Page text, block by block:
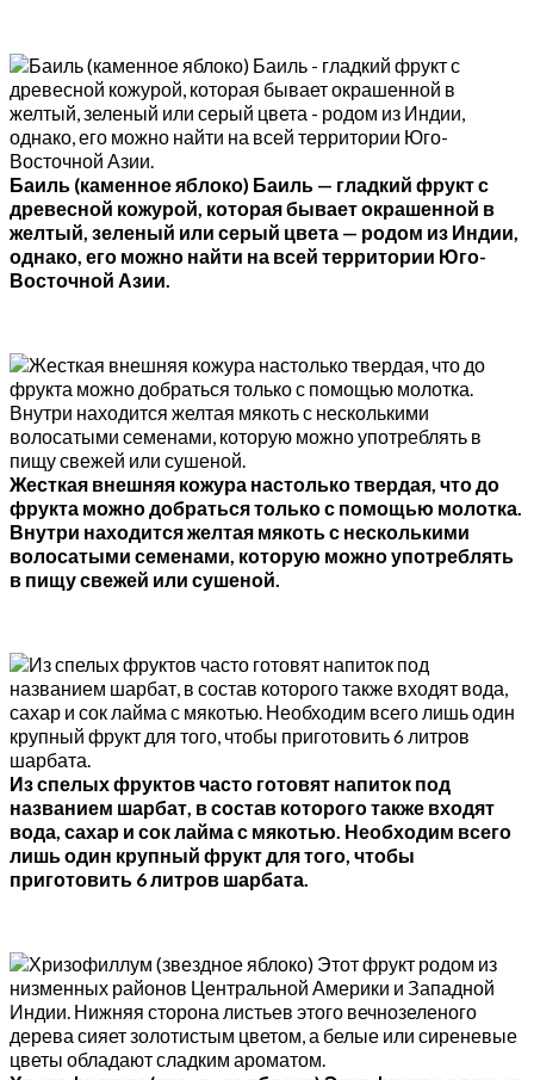
Баиль (каменное яблоко) Баиль — гладкий фрукт с
древесной кожурой, которая бывает окрашенной в
желтый, зеленый или серый цвета — родом из Индии,
однако, его можно найти на всей территории Юго-
Восточной Азии.
Жесткая внешняя кожура настолько твердая, что до
фрукта можно добраться только с помощью молотка.
Внутри находится желтая мякоть с несколькими
волосатыми семенами, которую можно употреблять
в пищу свежей или сушеной.
Из спелых фруктов часто готовят напиток под
названием шарбат, в состав которого также входят
вода, сахар и сок лайма с мякотью. Необходим всего
лишь один крупный фрукт для того, чтобы
приготовить 6 литров шарбата.